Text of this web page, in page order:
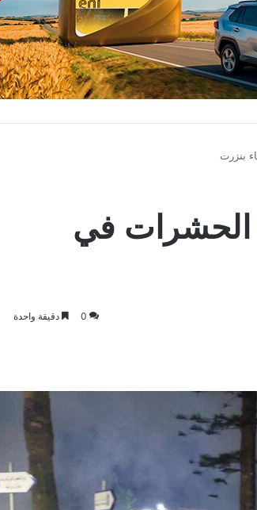
بنزرت
الحشرات في
0 دقيقة واحدة